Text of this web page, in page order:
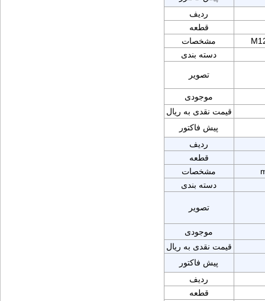
ردیف
قطعه
مشخصات
دسته بندی
تصویر
موجودی
قیمت نقدی به ریال
پیش فاکتور
ردیف
قطعه
مشخصات
دسته بندی
تصویر
موجودی
قیمت نقدی به ریال
پیش فاکتور
ردیف
قطعه